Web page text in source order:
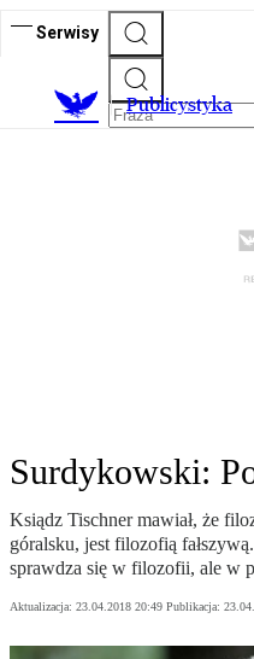
Serwisy
Publicystyka
Surdykowski:
Ksiądz Tischner mawiał, że
góralsku, jest filozofią
sprawdza się w filozofii, ale w
Aktualizacja: 23.04.2018 20:49 Publikacja: